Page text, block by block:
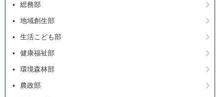
総務部
地域創生部
生活こども部
健康福祉部
環境森林部
農政部